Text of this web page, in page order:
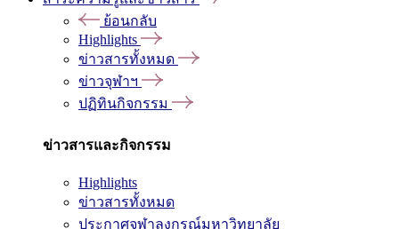
ย้อนกลับ
Highlights
ข่าวสารทั้งหมด
ข่าวจุฬาฯ
ปฏิทินกิจกรรม
ข่าวสารและกิจกรรม
Highlights
ข่าวสารทั้งหมด
ประกาศจุฬาลงกรณ์มหาวิทยาลัย